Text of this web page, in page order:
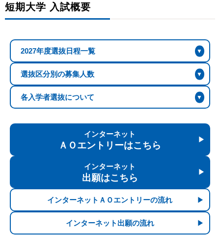
短期大学 入試概要
2027年度選抜日程一覧
選抜区分別の募集人数
各入学者選抜について
インターネット
ＡＯエントリーはこちら
インターネット
出願はこちら
インターネットＡＯエントリーの流れ
インターネット出願の流れ